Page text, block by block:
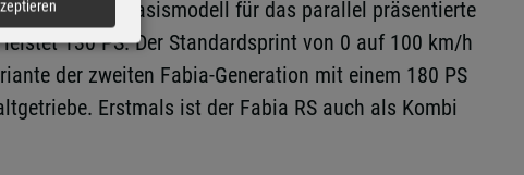
und ist das Basismodell für das parallel präsentierte
130 PS. Der Standardsprint von 0 auf 100 km/h
der zweiten Fabia-Generation mit einem 180 PS
Erstmals ist der Fabia RS auch als Kombi